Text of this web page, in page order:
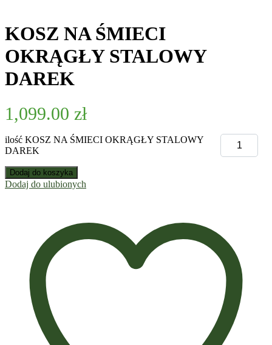
KOSZ NA ŚMIECI
OKRĄGŁY STALOWY
DAREK
1,099.00 zł
ilość KOSZ NA ŚMIECI OKRĄGŁY STALOWY
DAREK
Dodaj do koszyka
Dodaj do ulubionych